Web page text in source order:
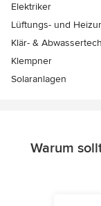
Elektriker
Lüftungs- und
Klär- &
Klempner
Solaranlagen
Warum